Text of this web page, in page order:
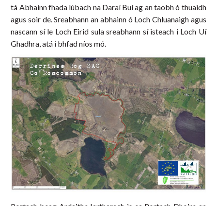
tá Abhainn fhada lúbach na Daraí Buí ag an taobh ó thuaidh
agus soir de. Sreabhann an abhainn ó Loch Chluanaigh agus
nascann sí le Loch Eirid sula sreabhann sí isteach i Loch Uí
Ghadhra, atá i bhfad níos mó.